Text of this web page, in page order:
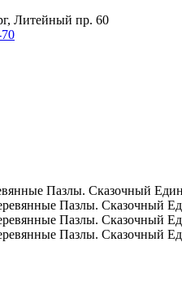
Литейный пр. 60
Пазлы. Сказочный